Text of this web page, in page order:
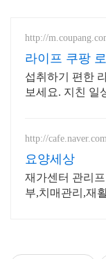
http://
라이프 쿠팡
섭취하기 편한
보세요. 지친 일
http://
요양세상
재가센터 관리
부,치매관리,재